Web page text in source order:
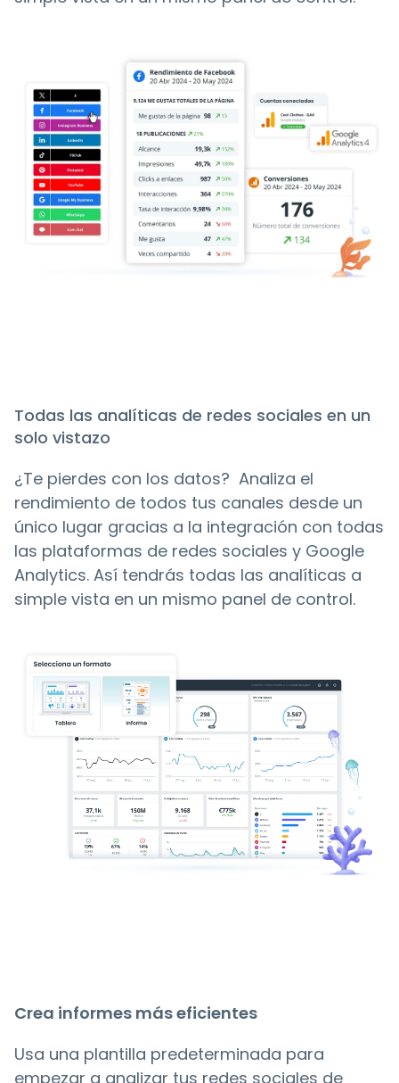
Todas las analíticas de redes sociales en un
solo vistazo
¿Te pierdes con los datos? Analiza el
rendimiento de todos tus canales desde un
único lugar gracias a la integración con todas
las plataformas de redes sociales y Google
Analytics. Así tendrás todas las analíticas a
simple vista en un mismo panel de control.
Crea informes más eficientes
Usa una plantilla predeterminada para
empezar a analizar tus redes sociales de